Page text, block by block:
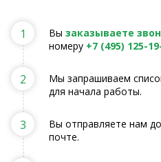
1 Вы заказываете
номеру +7 (495) 125-
2
Мы запрашиваем
для начала работы.
3
Вы отправляете нам
почте.